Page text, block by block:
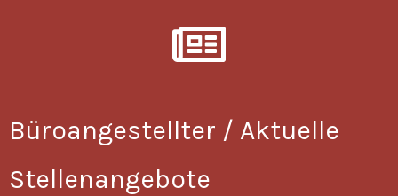
Büroangestellter / Aktuelle
Stellenangebote